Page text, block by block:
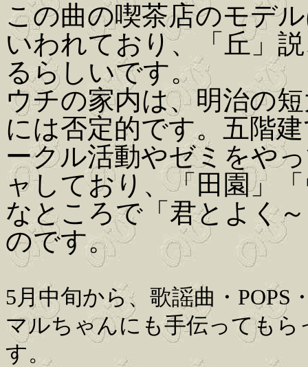
この曲の喫茶店のモデ
いわれており、「丘」
るらしいです。
ウチの家内は、明治の
には否定的です。五階
ークル活動やゼミをや
ャしており、「田園」
なところで「君とよく
のです。
5月中旬から、歌謡曲・
マルちゃんにも手伝っても
す。